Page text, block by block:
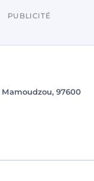
PUBLICITÉ
Mamoudzou, 97600